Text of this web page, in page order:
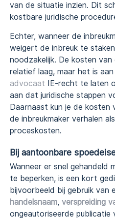
van de situatie inzien. Dit
kostbare juridische
Echter, wanneer de
weigert de inbreuk te
noodzakelijk. De kosten van
relatief laag, maar het is
advocaat IE-recht te laten
aan dat juridische stappen
Daarnaast kun je de kosten
de inbreukmaker verhalen
proceskosten.
Bij aantoonbare
Wanneer er snel gehandeld
te beperken, is een kort
bijvoorbeeld bij gebruik van
handelsnaam, verspreiding
ongeautoriseerde publicatie